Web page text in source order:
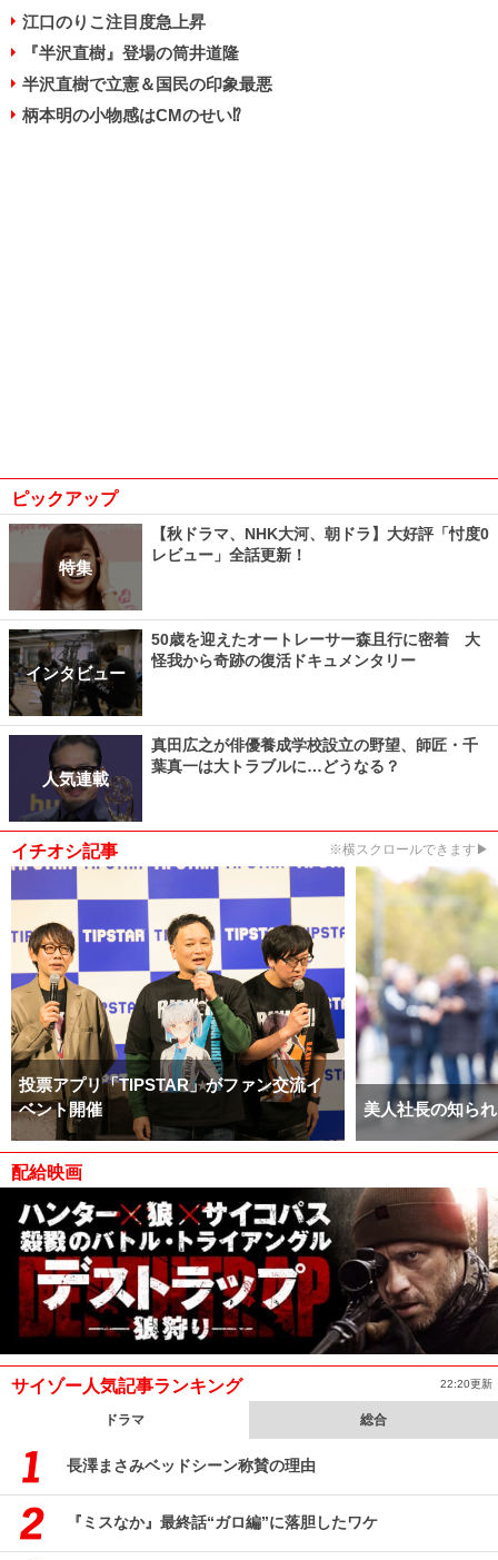
江口のりこ注目度急上昇
『半沢直樹』登場の筒井道隆
半沢直樹で立憲＆国民の印象最悪
柄本明の小物感はCMのせい⁉
ピックアップ
特集
【秋ドラマ、NHK大河、朝ドラ】大好評「忖度0
レビュー」全話更新！
インタビュー
50歳を迎えたオートレーサー森且行に密着 大
怪我から奇跡の復活ドキュメンタリー
人気連載
真田広之が俳優養成学校設立の野望、師匠・千
葉真一は大トラブルに…どうなる？
イチオシ記事 ※横スクロールできます▶
投票アプリ「TIPSTAR」がファン交流イ
ベント開催
美人社長の知ら
配給映画
サイゾー人気記事ランキング 22:20更新
ドラマ 総合
長澤まさみベッドシーン称賛の理由
『ミスなか』最終話“ガロ編”に落胆したワケ